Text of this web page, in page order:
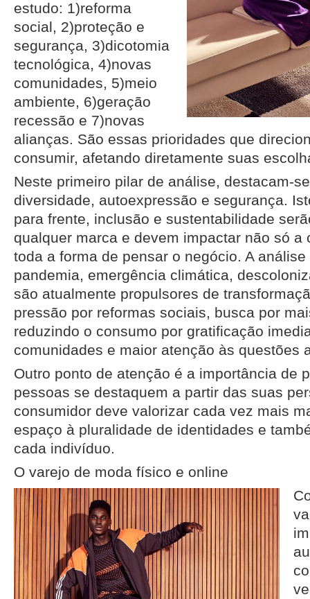
estudo: 1)reforma
social, 2)proteção e
segurança, 3)dicotomia
tecnológica, 4)novas
comunidades, 5)meio
ambiente, 6)geração
recessão e 7)novas
alianças. São essas prioridades que
consumir, afetando diretamente suas
Neste primeiro pilar de análise, destacam-
diversidade, autoexpressão e segurança.
para frente, inclusão e sustentabilidade
qualquer marca e devem impactar não só a
toda a forma de pensar o negócio. A
pandemia, emergência climática,
são atualmente propulsores de
pressão por reformas sociais, busca por
reduzindo o consumo por gratificação
comunidades e maior atenção às questões
Outro ponto de atenção é a importância de
pessoas se destaquem a partir das suas
consumidor deve valorizar cada vez mais
espaço à pluralidade de identidades e
cada indivíduo.
O varejo de moda físico e online